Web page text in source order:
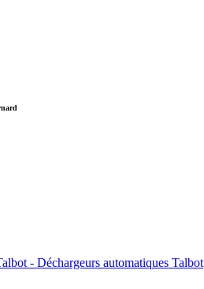
- Déchargeurs automatiques Talbot